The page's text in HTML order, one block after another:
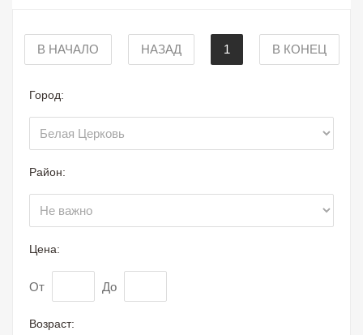
В НАЧАЛО НАЗАД 1 В КОНЕЦ
Город:
Район:
Цена:
От До
Возраст: